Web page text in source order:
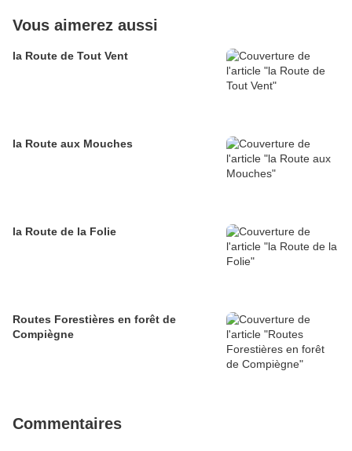
Vous aimerez aussi
la Route de Tout Vent
la Route aux Mouches
la Route de la Folie
Routes Forestières en forêt de
Compiègne
Commentaires